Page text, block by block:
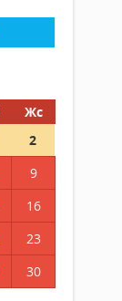
Жс
2
9
16
23
30